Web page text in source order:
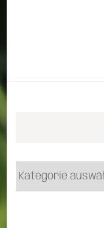
Kategorien